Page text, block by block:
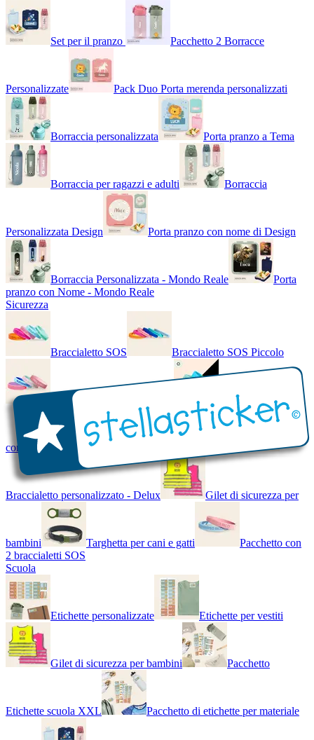
Set per il pranzo Pacchetto 2 Borracce
Personalizzate Pack Duo Porta merenda personalizzati
Borraccia personalizzata Porta pranzo a Tema
Borraccia per ragazzi e adulti Borraccia
Personalizzata Design Porta pranzo con nome di Design
Borraccia Personalizzata - Mondo Reale
Porta
pranzo con Nome - Mondo Reale
Sicurezza
Braccialetto SOS Braccialetto SOS Piccolo
Braccialetto SOS - Bicolore Braccialetto SOS
con Nome - Luminoso
Braccialetto personalizzato - Delux Gilet di sicurezza per
bambini Targhetta per cani e gatti
Pacchetto con
2 braccialetti SOS
Scuola
Etichette personalizzate Etichette per vestiti
Gilet di sicurezza per bambini Pacchetto
Etichette scuola XXL Pacchetto di etichette per materiale